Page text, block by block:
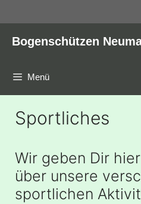
Inhalt
springen
Bogenschützen
Menü
Sportliches
Wir geben Dir
über unsere
sportlichen